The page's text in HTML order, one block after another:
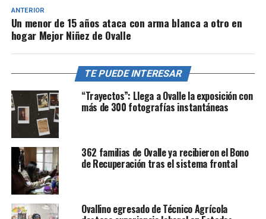
ANTERIOR
Un menor de 15 años ataca con arma blanca a otro en
hogar Mejor Niñez de Ovalle
TE PUEDE INTERESAR
“Trayectos”: Llega a Ovalle la exposición con
más de 300 fotografías instantáneas
362 familias de Ovalle ya recibieron el Bono
de Recuperación tras el sistema frontal
Ovallino egresado de Técnico Agrícola